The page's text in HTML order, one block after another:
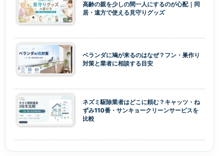
高齢の親を少しの間一人にするのが心配｜同
居・遠方で使える見守りグッズ
ベランダに鳩が来るのはなぜ？フン・巣作り
対策と業者に相談する目安
ネズミ駆除業者はどこに頼む？キャッツ・ね
ずみ110番・サンキョークリーンサービスを
比較